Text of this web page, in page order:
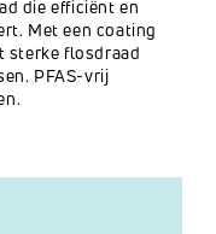
die efficiënt en
Met een coating
sterke flosdraad
PFAS-vrij